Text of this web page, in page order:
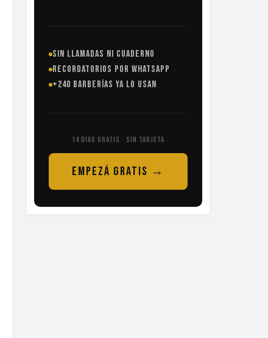
RECORDATORIOS POR
WHATSAPP
+240 BARBERÍAS YA LO
EMPEZÁ GRATIS
→